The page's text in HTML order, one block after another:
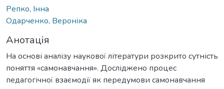
Репко, Інна
Одарченко, Вероніка
Анотація
На основі аналізу наукової літератури розкрито сутність
поняття «самонавчання». Досліджено процес
педагогічної взаємодії як передумови самонавчання